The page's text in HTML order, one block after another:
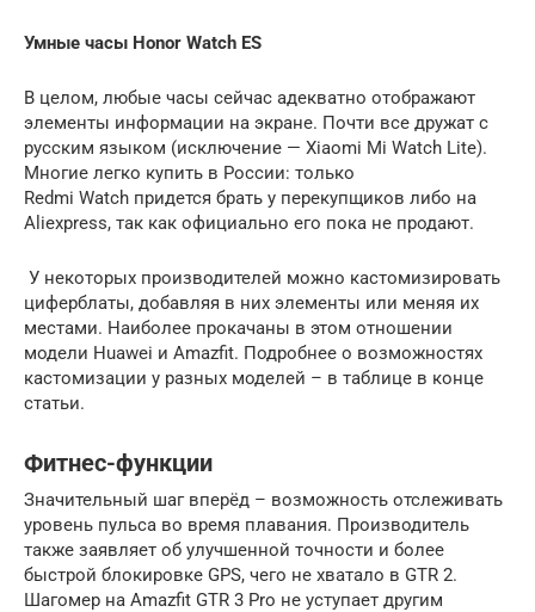
Умные часы Honor Watch ES
В целом, любые часы сейчас адекватно отображают
элементы информации на экране. Почти все дружат с
русским языком (исключение — Xiaomi Mi Watch Lite).
Многие легко купить в России: только
Redmi Watch придется брать у перекупщиков либо на
Aliexpress, так как официально его пока не продают.
У некоторых производителей можно кастомизировать
циферблаты, добавляя в них элементы или меняя их
местами. Наиболее прокачаны в этом отношении
модели Huawei и Amazfit. Подробнее о возможностях
кастомизации у разных моделей – в таблице в конце
статьи.
Фитнес-функции
Значительный шаг вперёд – возможность отслеживать
уровень пульса во время плавания. Производитель
также заявляет об улучшенной точности и более
быстрой блокировке GPS, чего не хватало в GTR 2.
Шагомер на Amazfit GTR 3 Pro не уступает другим